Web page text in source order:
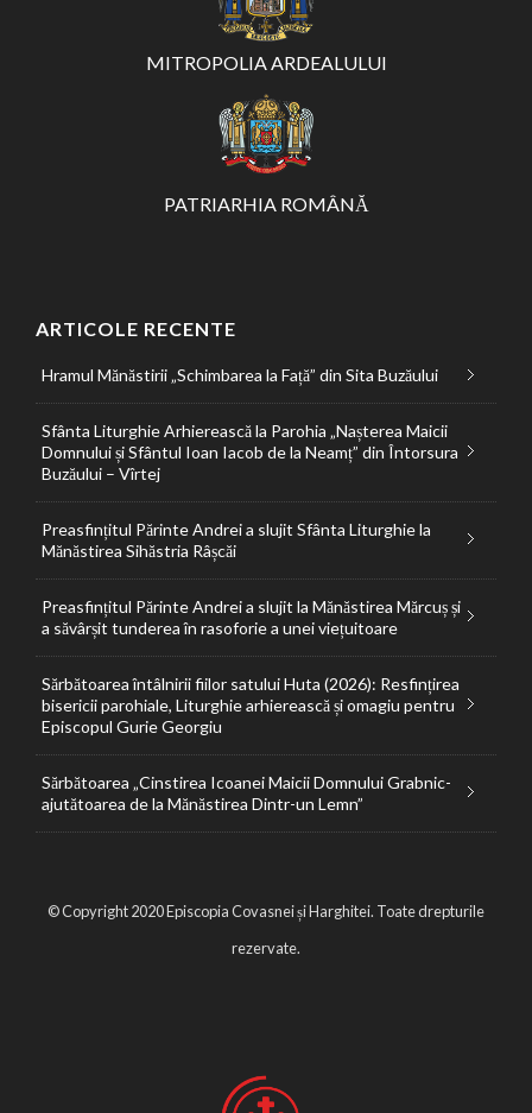
MITROPOLIA ARDEALULUI
PATRIARHIA ROMÂNĂ
ARTICOLE RECENTE
Hramul Mănăstirii „Schimbarea la Față” din Sita Buzăului
Sfânta Liturghie Arhierească la Parohia „Nașterea Maicii
Domnului și Sfântul Ioan Iacob de la Neamț” din Întorsura
Buzăului – Vîrtej
Preasfințitul Părinte Andrei a slujit Sfânta Liturghie la
Mănăstirea Sihăstria Râșcăi
Preasfințitul Părinte Andrei a slujit la Mănăstirea Mărcuș și
a săvârșit tunderea în rasoforie a unei viețuitoare
Sărbătoarea întâlnirii fiilor satului Huta (2026): Resfințirea
bisericii parohiale, Liturghie arhierească și omagiu pentru
Episcopul Gurie Georgiu
Sărbătoarea „Cinstirea Icoanei Maicii Domnului Grabnic-
ajutătoarea de la Mănăstirea Dintr-un Lemn”
© Copyright 2020 Episcopia Covasnei și Harghitei. Toate drepturile
rezervate.